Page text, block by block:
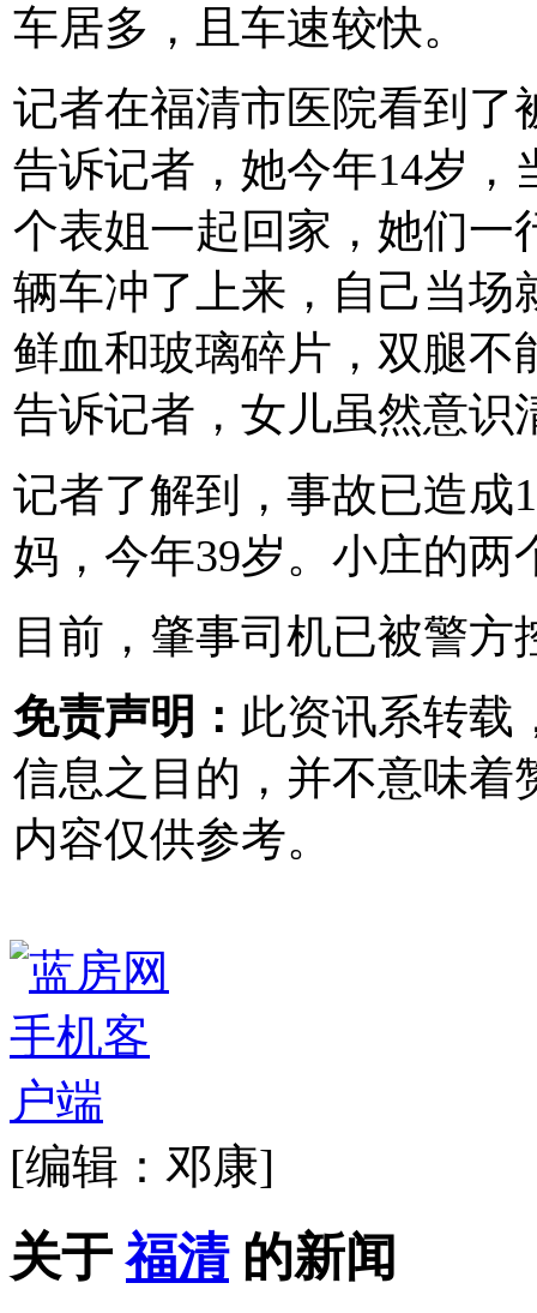
车居多，且车速较快。
记者在福清市医院看到了
告诉记者，她今年14岁
个表姐一起回家，她们一
辆车冲了上来，自己当场
鲜血和玻璃碎片，双腿不
告诉记者，女儿虽然意识
记者了解到，事故已造成
妈，今年39岁。小庄的两
目前，肇事司机已被警
免责声明： 此资讯系转载
信息之目的，并不意味着
内容仅供参考。
[编辑：邓康]
关于 福清 的新闻